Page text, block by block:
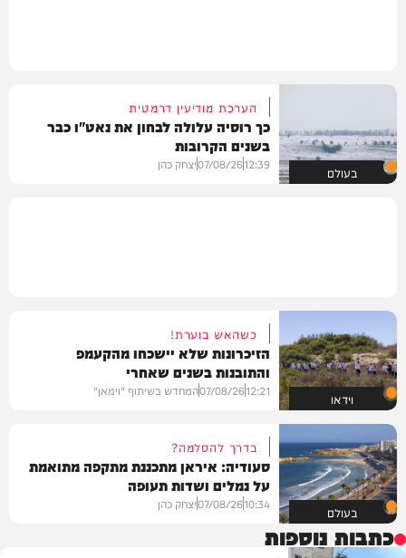
בעולם
הערכת מודיעין דרמטית
כך רוסיה עלולה לבחון את נאט"ו כבר
בשנים הקרובות
12:39
07/08/26יצחק כהן
וידאו
כשהאש בוערת!
הזיכרונות שלא יישכחו מהקעמפ
והתובנות בשנים שאחרי
12:21
07/08/26המחדש בשיתוף "וימאן"
בעולם
בדרך להסלמה?
סעודיה: איראן מתכננת מתקפה מתואמת
על נמלים ושדות תעופה
10:34
07/08/26יצחק כהן
כתבות נוספות